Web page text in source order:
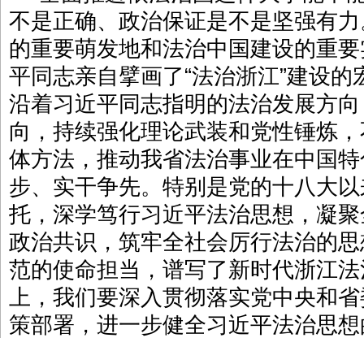
不是正确、政治保证是不是坚强有
的重要萌发地和法治中国建设的重
平同志亲自擘画了“法治浙江”建设
沿着习近平同志指明的法治发展方
向，持续强化理论武装和党性锤炼
体方法，推动我省法治事业在中国
步、实干争先。特别是党的十八大
托，深学笃行习近平法治思想，凝
政治共识，筑牢全社会厉行法治的
范的使命担当，谱写了新时代浙江
上，我们要深入贯彻落实党中央和
策部署，进一步健全习近平法治思